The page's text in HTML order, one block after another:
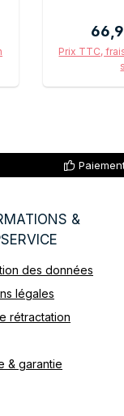
Prix
Prix TTC,
&
des données
légales
rétractation
& garantie